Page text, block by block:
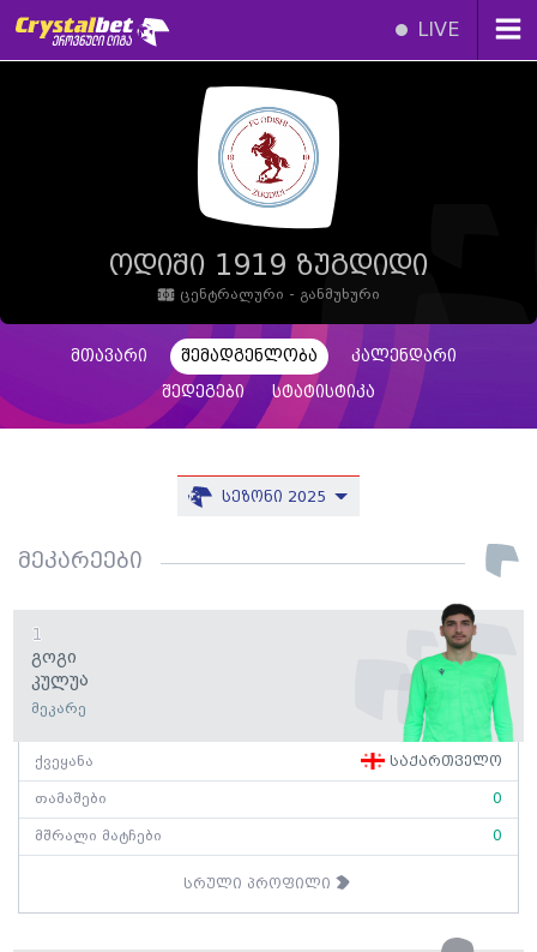
LIVE
ოდიში 1919 ზუგდიდი
ცენტრალური - განმუხური
მთავარი შემადგენლობა
კალენდარი
შედეგები
სტატისტიკა
სეზონი 2025
მეკარეები
1
Გოგი
Კულუა
მეკარე
ქვეყანა საქართველო
თამაშები 0
მშრალი მატჩები 0
სრული პროფილი